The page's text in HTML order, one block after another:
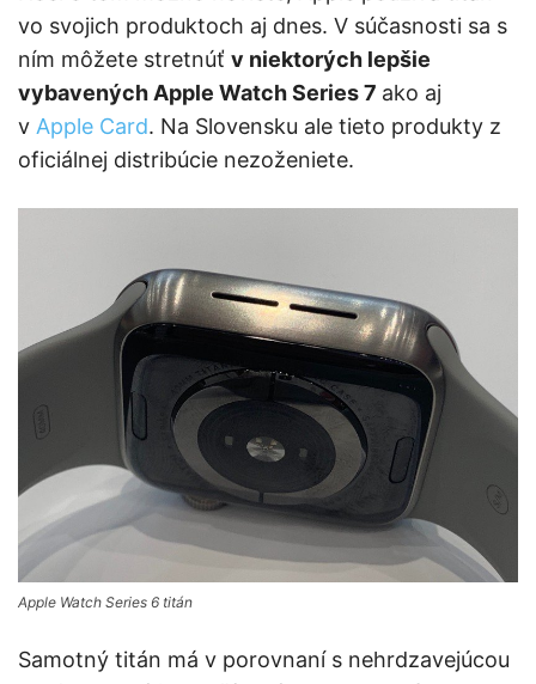
vo svojich produktoch aj dnes. V súčasnosti sa s
ním môžete stretnúť v niektorých lepšie
vybavených Apple Watch Series 7 ako aj
v Apple Card. Na Slovensku ale tieto produkty z
oficiálnej distribúcie nezoženiete.
Apple Watch Series 6 titán
Samotný titán má v porovnaní s nehrdzavejúcou